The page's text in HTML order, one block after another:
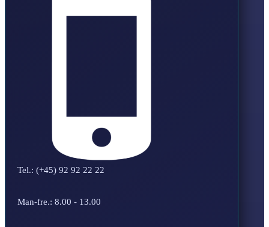
Tel.: (+45) 92 92 22 22
Man-fre.: 8.00 - 13.00